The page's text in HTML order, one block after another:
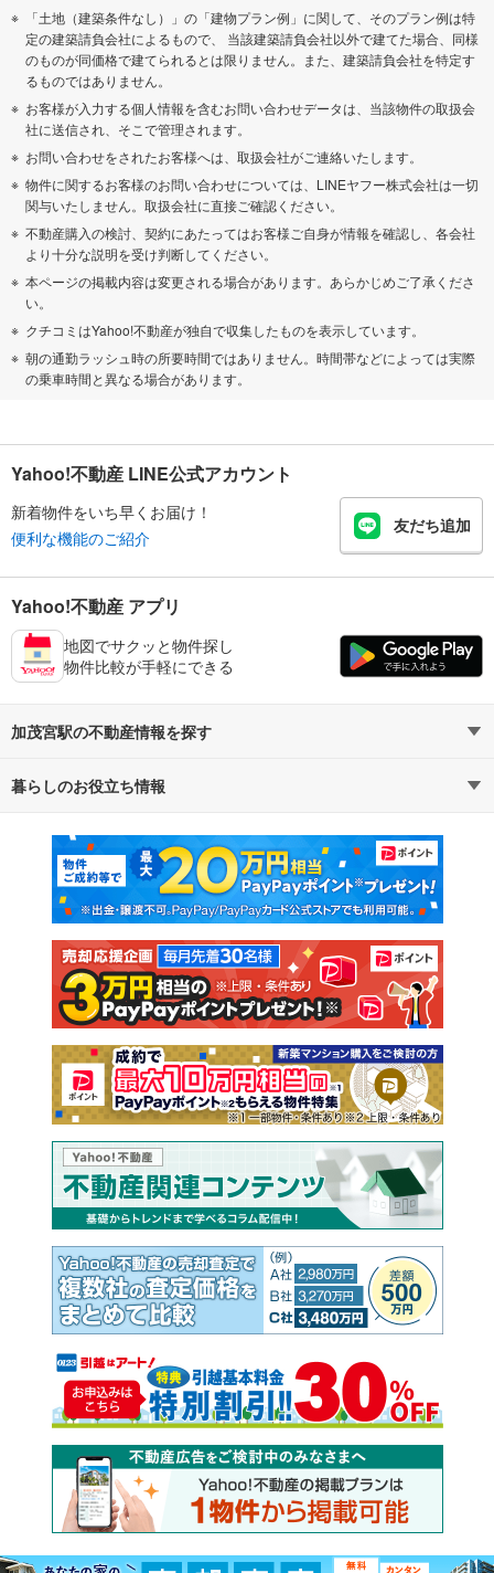
「土地（建築条件なし）」の「建物プラン例」に関して、そのプラン例は特
定の建築請負会社によるもので、 当該建築請負会社以外で建てた場合、同様
のものが同価格で建てられるとは限りません。また、建築請負会社を特定す
るものではありません。
お客様が入力する個人情報を含むお問い合わせデータは、当該物件の取扱会
社に送信され、そこで管理されます。
お問い合わせをされたお客様へは、取扱会社がご連絡いたします。
物件に関するお客様のお問い合わせについては、LINEヤフー株式会社は一切
関与いたしません。取扱会社に直接ご確認ください。
不動産購入の検討、契約にあたってはお客様ご自身が情報を確認し、各会社
より十分な説明を受け判断してください。
本ページの掲載内容は変更される場合があります。あらかじめご了承くださ
い。
クチコミはYahoo!不動産が独自で収集したものを表示しています。
朝の通勤ラッシュ時の所要時間ではありません。時間帯などによっては実際
の乗車時間と異なる場合があります。
Yahoo!不動産 LINE公式アカウント
新着物件をいち早くお届け！
便利な機能のご紹介
友だち追加
Yahoo!不動産 アプリ
地図でサクッと物件探し
物件比較が手軽にできる
加茂宮駅の不動産情報を探す
不動産・住宅
新築マンション 中古マンション
新築一戸建て 中古一戸建て
注文住宅 土地
売却査定
暮らしのお役立ち情報
マンションカタログ 教えて！住まいの先生